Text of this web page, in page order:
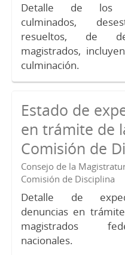
Detalle de los
culminados,
resueltos, de
magistrados,
culminación.
Estado de
en trámite de
Comisión de
Consejo de la
Comisión de Disciplina
Detalle de
denuncias en
magistrados
nacionales.